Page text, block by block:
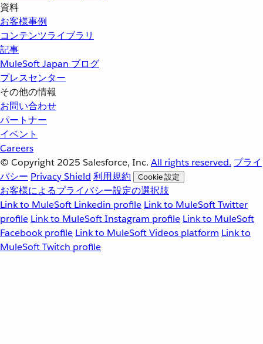
資料
お客様事例
コンテンツライブラリ
記事
MuleSoft Japan ブログ
プレスセンター
その他の情報
お問い合わせ
パートナー
イベント
Careers
© Copyright 2025 Salesforce, Inc. All rights reserved. プライ
バシー Privacy Shield 利用規約 Cookie 設定
お客様によるプライバシー設定の選択肢
Link to MuleSoft Linkedin profile Link to MuleSoft Twitter
profile Link to MuleSoft Instagram profile Link to MuleSoft
Facebook profile Link to MuleSoft Videos platform Link to
MuleSoft Twitch profile